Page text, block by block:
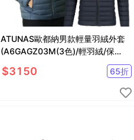
ATUNAS歐都納男款輕量羽絨外套
(A6GAGZ03M(3色)/輕羽絨/保暖/
$3150 65折